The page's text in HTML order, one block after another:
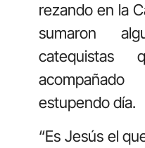
rezando en la
sumaron
catequistas
estupendo día.
“Es Jesús el